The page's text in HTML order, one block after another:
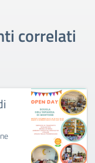
correlati